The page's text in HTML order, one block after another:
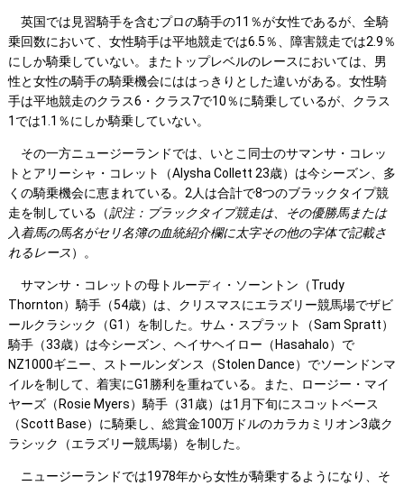
英国では見習騎手を含むプロの騎手の11％が女性であるが、全騎
乗回数において、女性騎手は平地競走では6.5％、障害競走では2.9％
にしか騎乗していない。またトップレベルのレースにおいては、男
性と女性の騎手の騎乗機会にははっきりとした違いがある。女性騎
手は平地競走のクラス6・クラス7で10％に騎乗しているが、クラス
1では1.1％にしか騎乗していない。
その一方ニュージーランドでは、いとこ同士のサマンサ・コレッ
トとアリーシャ・コレット（Alysha Collett 23歳）は今シーズン、多
くの騎乗機会に恵まれている。2人は合計で8つのブラックタイプ競
走を制している（訳注：ブラックタイプ競走は、その優勝馬または
入着馬の馬名がセリ名簿の血統紹介欄に太字その他の字体で記載さ
れるレース）。
サマンサ・コレットの母トルーディ・ソーントン（Trudy
Thornton）騎手（54歳）は、クリスマスにエラズリー競馬場でザビ
ールクラシック（G1）を制した。サム・スプラット（Sam Spratt）
騎手（33歳）は今シーズン、ヘイサヘイロー（Hasahalo）で
NZ1000ギニー、ストールンダンス（Stolen Dance）でソーンドンマ
イルを制して、着実にG1勝利を重ねている。また、ロージー・マイ
ヤーズ（Rosie Myers）騎手（31歳）は1月下旬にスコットベース
（Scott Base）に騎乗し、総賞金100万ドルのカラカミリオン3歳ク
ラシック（エラズリー競馬場）を制した。
ニュージーランドでは1978年から女性が騎乗するようになり、そ